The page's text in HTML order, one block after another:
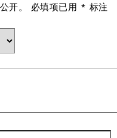
开。 必填项已用 * 标注